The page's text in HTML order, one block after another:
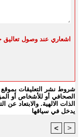
اشعاري عند وصول تعاليق
شروط نشر التعليقات
الصحافي أو للأشخاص أو
الذات الالهية. والابتعاد
يدخل في سياقها
< >